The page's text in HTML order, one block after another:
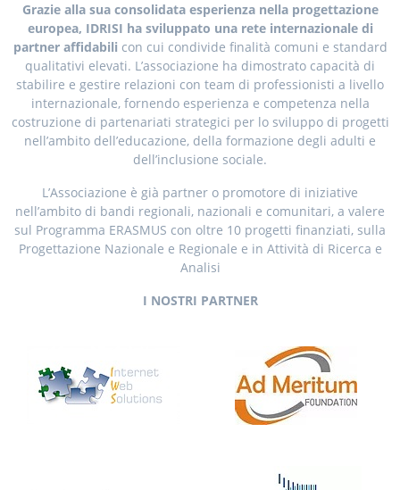
Grazie alla sua consolidata esperienza nella progettazione
europea, IDRISI ha sviluppato una rete internazionale di
partner affidabili con cui condivide finalità comuni e standard
qualitativi elevati. L’associazione ha dimostrato capacità di
stabilire e gestire relazioni con team di professionisti a livello
internazionale, fornendo esperienza e competenza nella
costruzione di partenariati strategici per lo sviluppo di progetti
nell’ambito dell’educazione, della formazione degli adulti e
dell’inclusione sociale.
L’Associazione è già partner o promotore di iniziative
nell’ambito di bandi regionali, nazionali e comunitari, a valere
sul Programma ERASMUS con oltre 10 progetti finanziati, sulla
Progettazione Nazionale e Regionale e in Attività di Ricerca e
Analisi
I NOSTRI PARTNER